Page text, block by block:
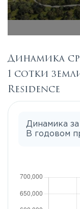
Динамика
1 сотки
Residence
Динамика
В годовом